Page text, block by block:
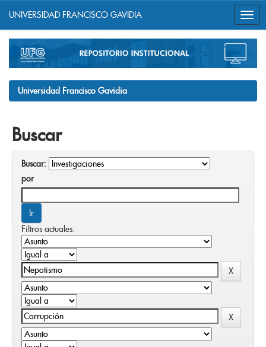
navigation
UNIVERSIDAD FRANCISCO GAVIDIA
Universidad Francisco Gavidia
Buscar
Buscar:
por
Filtros actuales: